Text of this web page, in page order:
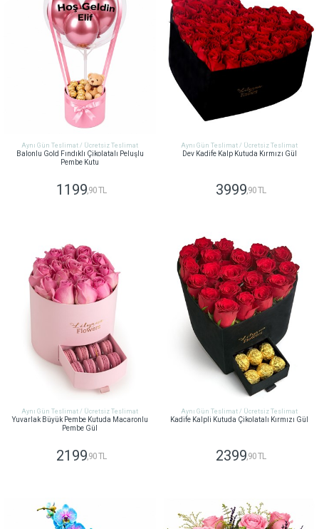
Aynı Gün Teslimat / Ücretsiz Teslimat
Balonlu Gold Fındıklı Çikolatalı Peluşlu
Pembe Kutu
1199,90 TL
Aynı Gün Teslimat / Ücretsiz Teslimat
Dev Kadife Kalp Kutuda Kırmızı Gül
3999,90 TL
Aynı Gün Teslimat / Ücretsiz Teslimat
Yuvarlak Büyük Pembe Kutuda Macaronlu
Pembe Gül
2199 ,90 TL
Aynı Gün Teslimat / Ücretsiz Teslimat
Kadife Kalpli Kutuda Çikolatalı Kırmızı Gül
2399 ,90 TL